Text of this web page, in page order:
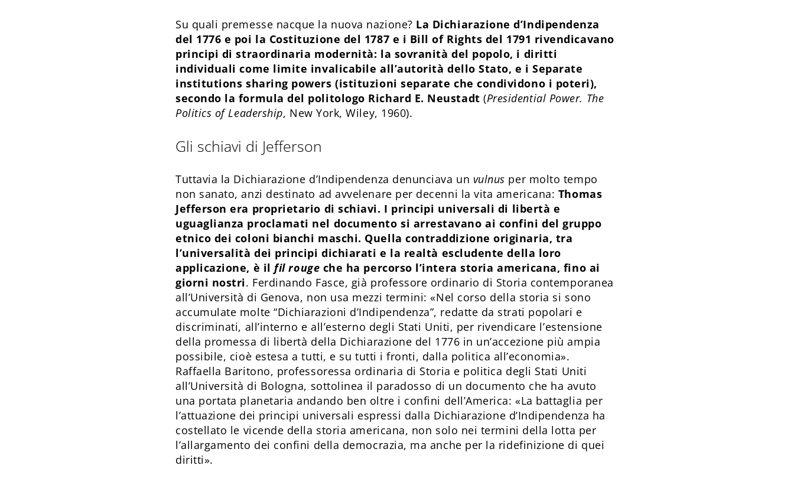
Su quali premesse nacque la nuova nazione? La Dichiarazione d’Indipendenza
del 1776 e poi la Costituzione del 1787 e i Bill of Rights del 1791 rivendicavano
principi di straordinaria modernità: la sovranità del popolo, i diritti
individuali come limite invalicabile all’autorità dello Stato, e i Separate
institutions sharing powers (istituzioni separate che condividono i poteri),
secondo la formula del politologo Richard E. Neustadt(Presidential Power. The
Politics of Leadership, New York, Wiley, 1960).
Gli schiavi di Jefferson
Tuttavia la Dichiarazione d’Indipendenza denunciava un vulnus per molto tempo
non sanato, anzi destinato ad avvelenare per decenni la vita americana: Thomas
Jefferson era proprietario di schiavi. I principi universali di libertà e
uguaglianza proclamati nel documento si arrestavano ai confini del gruppo
etnico dei coloni bianchi maschi. Quella contraddizione originaria, tra
l’universalità dei principi dichiarati e la realtà escludente della loro
applicazione, è ilfil rouge che ha percorso l’intera storia americana, fino ai
giorni nostri. Ferdinando Fasce, già professore ordinario di Storia contemporanea
all’Università di Genova, non usa mezzi termini: «Nel corso della storia si sono
accumulate molte “Dichiarazioni d’Indipendenza”, redatte da strati popolari e
discriminati, all’interno e all’esterno degli Stati Uniti, per rivendicare l’estensione
della promessa di libertà della Dichiarazione del 1776 in un’accezione più ampia
possibile, cioè estesa a tutti, e su tutti i fronti, dalla politica all’economia».
Raffaella Baritono, professoressa ordinaria di Storia e politica degli Stati Uniti
all’Università di Bologna, sottolinea il paradosso di un documento che ha avuto
una portata planetaria andando ben oltre i confini dell’America: «La battaglia per
l’attuazione dei principi universali espressi dalla Dichiarazione d’Indipendenza ha
costellato le vicende della storia americana, non solo nei termini della lotta per
l’allargamento dei confini della democrazia, ma anche per la ridefinizione di quei
diritti».